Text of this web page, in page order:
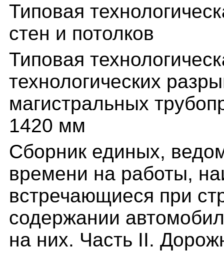
Типовая
стен и потолков
Типовая
технологических
магистральных
1420 мм
Сборник единых,
времени на работы,
встречающиеся при
содержании
на них. Часть II.